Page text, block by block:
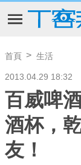
首頁 生活
2013.04.29 18:32
百威啤
酒杯，
友！